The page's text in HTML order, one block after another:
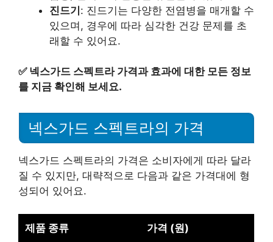
진드기: 진드기는 다양한 전염병을 매개할 수
있으며, 경우에 따라 심각한 건강 문제를 초
래할 수 있어요.
✅ 넥스가드 스펙트라 가격과 효과에 대한 모든 정보
를 지금 확인해 보세요.
넥스가드 스펙트라의 가격
넥스가드 스펙트라의 가격은 소비자에게 따라 달라
질 수 있지만, 대략적으로 다음과 같은 가격대에 형
성되어 있어요.
제품 종류 가격 (원)